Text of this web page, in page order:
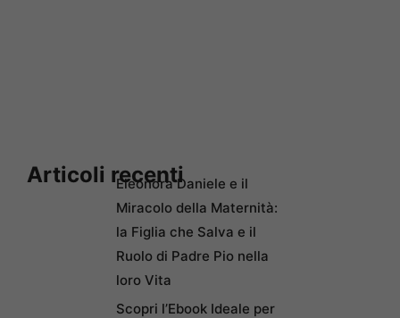
Articoli recentiEleonora Daniele e il
Miracolo della Maternità:
la Figlia che Salva e il
Ruolo di Padre Pio nella
loro Vita
Scopri l’Ebook Ideale per